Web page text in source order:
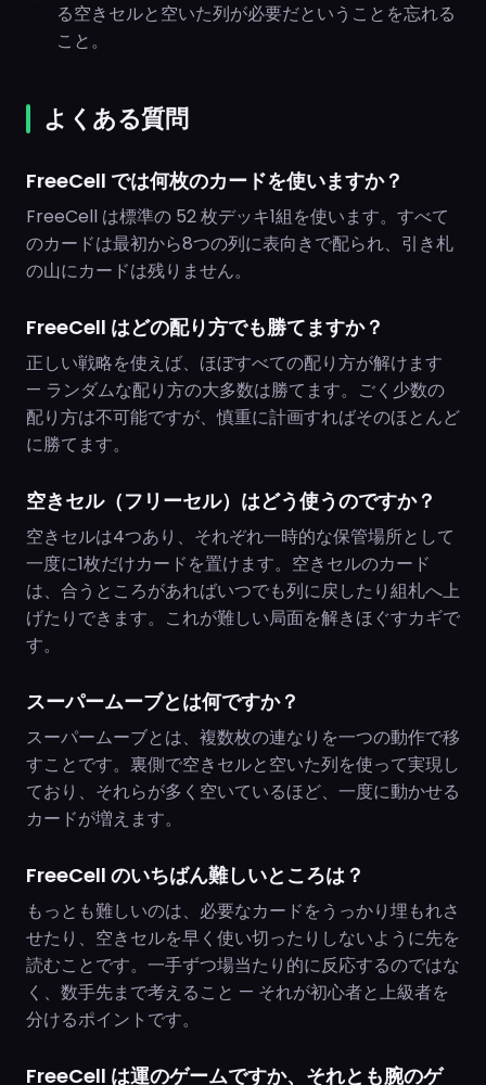
る空きセルと空いた列が必要だということを忘れる
こと。
よくある質問
FreeCell では何枚のカードを使いますか？
FreeCell は標準の 52 枚デッキ1組を使います。すべて
のカードは最初から8つの列に表向きで配られ、引き札
の山にカードは残りません。
FreeCell はどの配り方でも勝てますか？
正しい戦略を使えば、ほぼすべての配り方が解けます
— ランダムな配り方の大多数は勝てます。ごく少数の
配り方は不可能ですが、慎重に計画すればそのほとんど
に勝てます。
空きセル（フリーセル）はどう使うのですか？
空きセルは4つあり、それぞれ一時的な保管場所として
一度に1枚だけカードを置けます。空きセルのカード
は、合うところがあればいつでも列に戻したり組札へ上
げたりできます。これが難しい局面を解きほぐすカギで
す。
スーパームーブとは何ですか？
スーパームーブとは、複数枚の連なりを一つの動作で移
すことです。裏側で空きセルと空いた列を使って実現し
ており、それらが多く空いているほど、一度に動かせる
カードが増えます。
FreeCell のいちばん難しいところは？
もっとも難しいのは、必要なカードをうっかり埋もれさ
せたり、空きセルを早く使い切ったりしないように先を
読むことです。一手ずつ場当たり的に反応するのではな
く、数手先まで考えること — それが初心者と上級者を
分けるポイントです。
FreeCell は運のゲームですか、それとも腕のゲ